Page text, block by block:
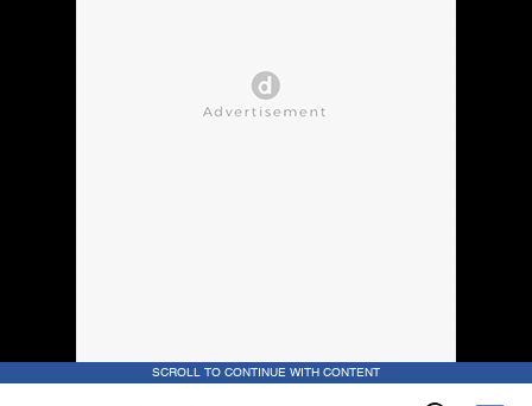
SCROLL TO CONTINUE WITH CONTENT